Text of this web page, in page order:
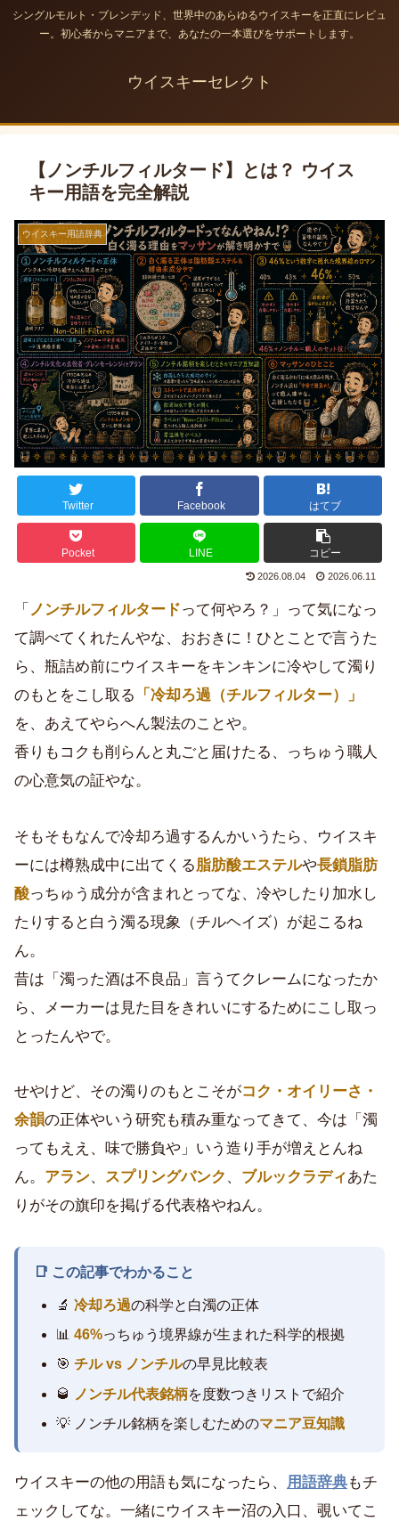
シングルモルト・ブレンデッド、世界中のあらゆるウイスキーを正直にレビュ
ー。初心者からマニアまで、あなたの一本選びをサポートします。
ウイスキーセレクト
【ノンチルフィルタード】とは？ ウイス
キー用語を完全解説
ウイスキー用語辞典
Twitter Facebook はてブ
Pocket LINE コピー
2026.08.04 2026.06.11
「 ノンチルフィルタードって何やろ？」って気になっ
て調べてくれたんやな、おおきに！ひとことで言うた
ら、瓶詰め前にウイスキーをキンキンに冷やして濁り
のもとをこし取る
「冷却ろ過（チルフィルター）」
を、あえてやらへん製法のことや。
香りもコクも削らんと丸ごと届けたる、っちゅう職人
の心意気の証やな。
そもそもなんで冷却ろ過するんかいうたら、ウイスキ
ーには樽熟成中に出てくる脂肪酸エステルや長鎖脂肪
酸っちゅう成分が含まれとってな、冷やしたり加水し
たりすると白う濁る現象（チルヘイズ）が起こるね
ん。
昔は「濁った酒は不良品」言うてクレームになったか
ら、メーカーは見た目をきれいにするためにこし取っ
とったんやで。
せやけど、その濁りのもとこそがコク・オイリーさ・
余韻の正体やいう研究も積み重なってきて、今は「濁
ってもええ、味で勝負や」いう造り手が増えとんね
ん。 アラン、 スプリングバンク 、 ブルックラディあた
りがその旗印を掲げる代表格やねん。
📑 この記事でわかること
🔬冷却ろ過の科学と白濁の正体
📊46%っちゅう境界線が生まれた科学的根拠
🎯チル vs ノンチルの早見比較表
🥃
ノンチル代表銘柄を度数つきリストで紹介
💡 ノンチル銘柄を楽しむためのマニア豆知識
ウイスキーの他の用語も気になったら、 用語辞典もチ
ェックしてな。一緒にウイスキー沼の入口、覗いてこ